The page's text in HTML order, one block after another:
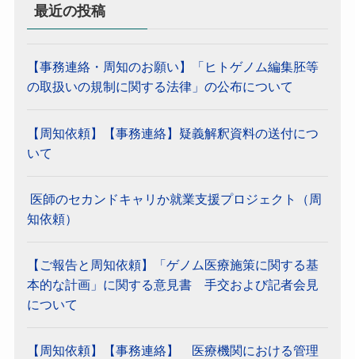
最近の投稿
【事務連絡・周知のお願い】「ヒトゲノム編集胚等
の取扱いの規制に関する法律」の公布について
【周知依頼】【事務連絡】疑義解釈資料の送付につ
いて
医師のセカンドキャリか就業支援プロジェクト（周
知依頼）
【ご報告と周知依頼】「ゲノム医療施策に関する基
本的な計画」に関する意見書 手交および記者会見
について
【周知依頼】【事務連絡】 医療機関における管理